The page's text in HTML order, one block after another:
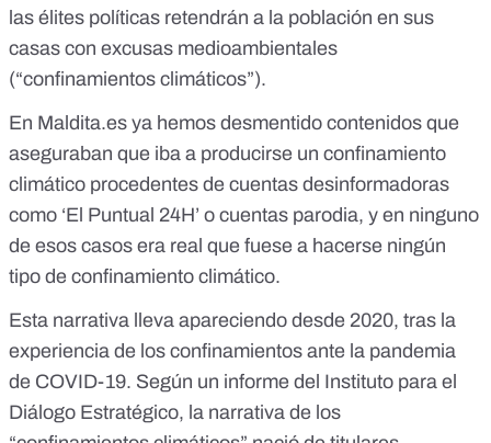
las élites políticas retendrán a la población en sus
casas con excusas medioambientales
(“confinamientos climáticos”).
En Maldita.es ya hemos desmentido contenidos que
aseguraban que iba a producirse un confinamiento
climático procedentes de cuentas desinformadoras
como ‘El Puntual 24H’ o cuentas parodia, y en ninguno
de esos casos era real que fuese a hacerse ningún
tipo de confinamiento climático.
Esta narrativa lleva apareciendo desde 2020, tras la
experiencia de los confinamientos ante la pandemia
de COVID-19. Según un informe del Instituto para el
Diálogo Estratégico, la narrativa de los